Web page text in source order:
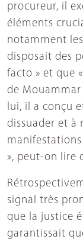
procureur, il
éléments
notamment
disposait des
facto » et que
de
lui, il a conçu
dissuader et à
», peut-on lire
signal très
que la justice
garantissait